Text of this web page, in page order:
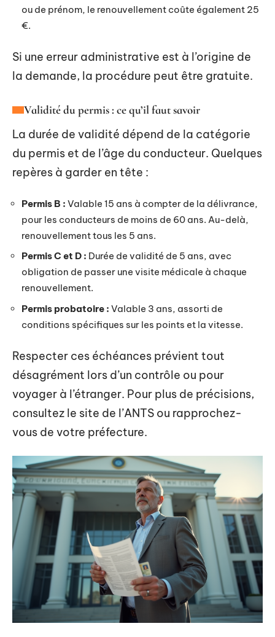
ou de prénom, le renouvellement coûte également 25
€.
Si une erreur administrative est à l’origine de
la demande, la procédure peut être gratuite.
Validité du permis : ce qu’il faut savoir
La durée de validité dépend de la catégorie
du permis et de l’âge du conducteur. Quelques
repères à garder en tête :
Permis B : Valable 15 ans à compter de la délivrance,
pour les conducteurs de moins de 60 ans. Au-delà,
renouvellement tous les 5 ans.
Permis C et D : Durée de validité de 5 ans, avec
obligation de passer une visite médicale à chaque
renouvellement.
Permis probatoire : Valable 3 ans, assorti de
conditions spécifiques sur les points et la vitesse.
Respecter ces échéances prévient tout
désagrément lors d’un contrôle ou pour
voyager à l’étranger. Pour plus de précisions,
consultez le site de l’ANTS ou rapprochez-
vous de votre préfecture.